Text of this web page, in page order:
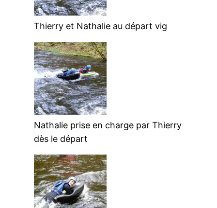
Thierry et Nathalie au départ vig
Nathalie prise en charge par Thierry
dès le départ